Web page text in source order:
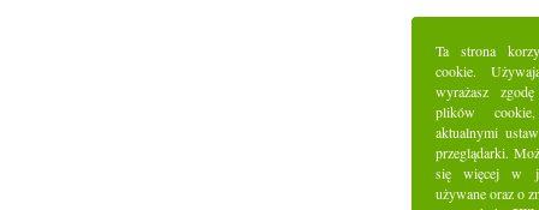
Ta strona
cookie.
wyrażasz
plików
aktualnymi
przeglądarki.
się więcej w
używane oraz o